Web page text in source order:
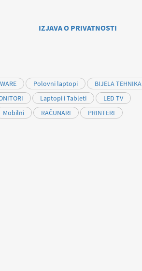
IZJAVA O PRIVATNOSTI
Polovni laptopi
BIJELA TEHNIKA
Laptopi i Tableti
LED TV
Mobilni RAČUNARI PRINTERI